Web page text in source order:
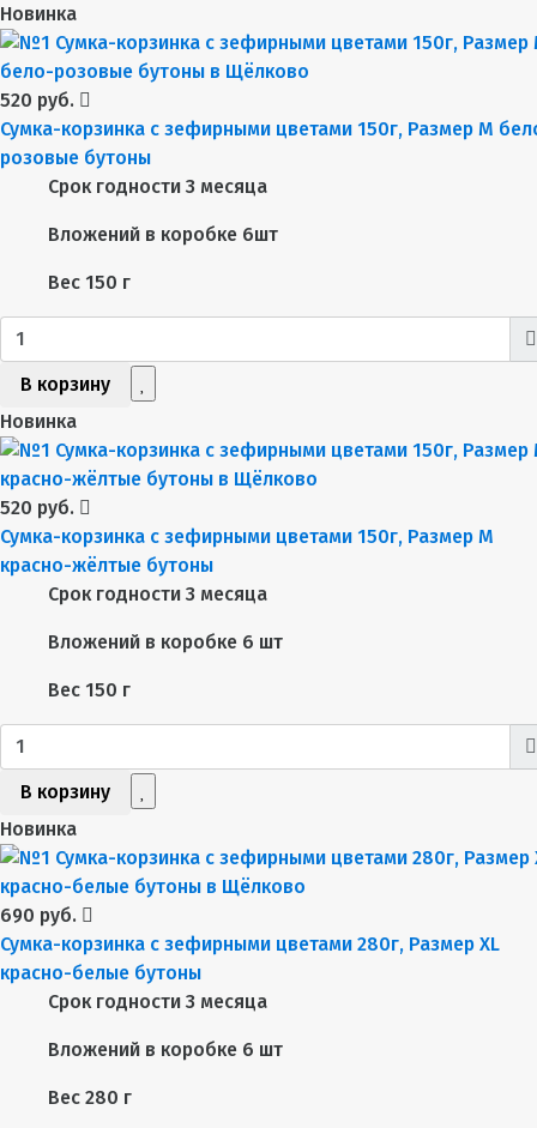
Новинка
520 руб.
Сумка-корзинка с зефирными цветами 150г, Размер М
розовые бутоны
Срок годности 3 месяца
Вложений в коробке 6шт
Вес 150 г
В корзину
Новинка
520 руб.
Сумка-корзинка с зефирными цветами 150г, Размер М
красно-жёлтые бутоны
Срок годности 3 месяца
Вложений в коробке 6 шт
Вес 150 г
В корзину
Новинка
690 руб.
Сумка-корзинка с зефирными цветами 280г, Размер XL
красно-белые бутоны
Срок годности 3 месяца
Вложений в коробке 6 шт
Вес 280 г